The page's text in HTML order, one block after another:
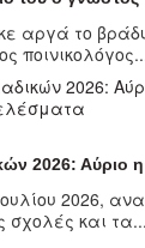
αργά το
2026: Αύριο
2026,
σχολές και τα...